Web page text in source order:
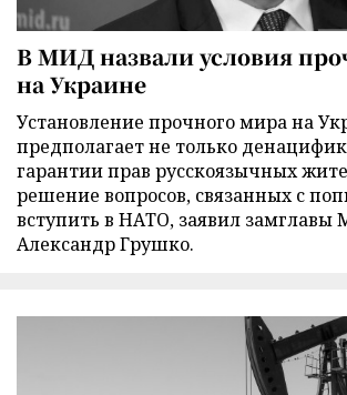
В МИД назвали условия
на Украине
Установление прочного мира на
предполагает не только
гарантии прав русскоязычных
решение вопросов, связанных с
вступить в НАТО, заявил
Александр Грушко.